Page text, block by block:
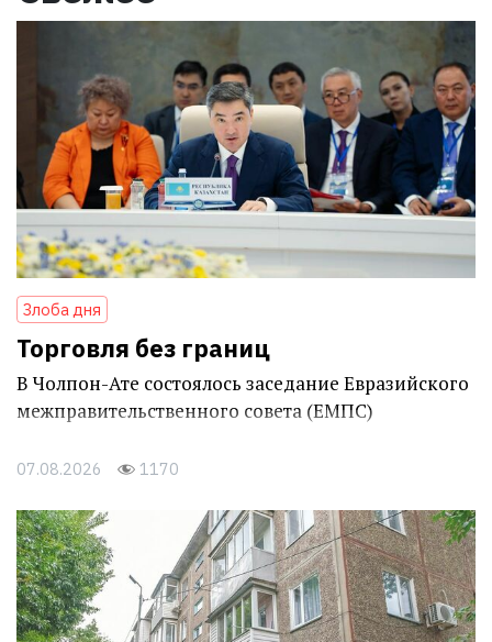
Злоба дня
Торговля без границ
В Чолпон-Ате состоялось заседание Евразийского
межправительственного совета (ЕМПС)
07.08.2026 1170